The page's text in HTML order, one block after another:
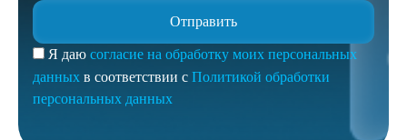
Я даю согласие на обработку моих персональных
данных в соответствии с Политикой обработки
персональных данных